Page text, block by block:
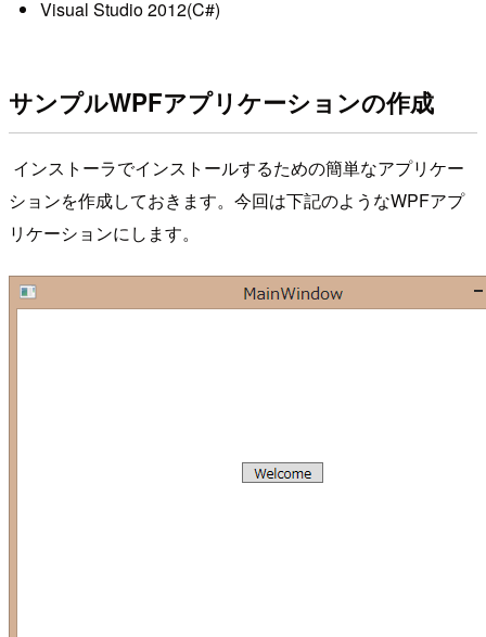
Visual Studio 2012(C#)
サンプルWPFアプリケーションの作成
インストーラでインストールするための簡単なアプリケー
ションを作成しておきます。今回は下記のようなWPFアプ
リケーションにします。